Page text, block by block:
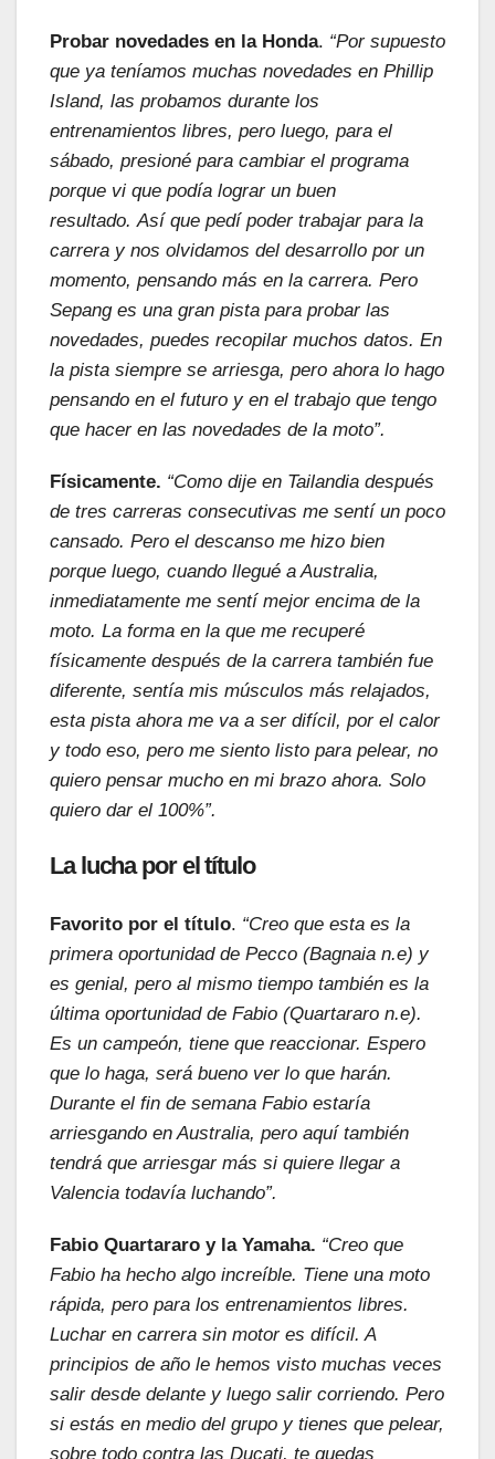
Probar novedades en la Honda. “Por supuesto
que ya teníamos muchas novedades en Phillip
Island, las probamos durante los
entrenamientos libres, pero luego, para el
sábado, presioné para cambiar el programa
porque vi que podía lograr un buen
resultado. Así que pedí poder trabajar para la
carrera y nos olvidamos del desarrollo por un
momento, pensando más en la carrera. Pero
Sepang es una gran pista para probar las
novedades, puedes recopilar muchos datos. En
la pista siempre se arriesga, pero ahora lo hago
pensando en el futuro y en el trabajo que tengo
que hacer en las novedades de la moto”.
Físicamente. “Como dije en Tailandia después
de tres carreras consecutivas me sentí un poco
cansado. Pero el descanso me hizo bien
porque luego, cuando llegué a Australia,
inmediatamente me sentí mejor encima de la
moto. La forma en la que me recuperé
físicamente después de la carrera también fue
diferente, sentía mis músculos más relajados,
esta pista ahora me va a ser difícil, por el calor
y todo eso, pero me siento listo para pelear, no
quiero pensar mucho en mi brazo ahora. Solo
quiero dar el 100%”.
La lucha por el título
Favorito por el título. “Creo que esta es la
primera oportunidad de Pecco (Bagnaia n.e) y
es genial, pero al mismo tiempo también es la
última oportunidad de Fabio (Quartararo n.e).
Es un campeón, tiene que reaccionar. Espero
que lo haga, será bueno ver lo que harán.
Durante el fin de semana Fabio estaría
arriesgando en Australia, pero aquí también
tendrá que arriesgar más si quiere llegar a
Valencia todavía luchando”.
Fabio Quartararo y la Yamaha. “Creo que
Fabio ha hecho algo increíble. Tiene una moto
rápida, pero para los entrenamientos libres.
Luchar en carrera sin motor es difícil. A
principios de año le hemos visto muchas veces
salir desde delante y luego salir corriendo. Pero
si estás en medio del grupo y tienes que pelear,
sobre todo contra las Ducati, te quedas